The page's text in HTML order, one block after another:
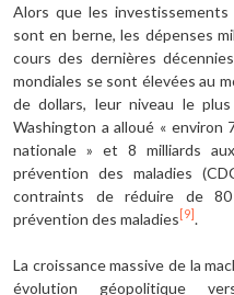
Alors que les
sont en berne, les dépenses
cours des dernières
mondiales se sont élevées au
de dollars, leur niveau le
Washington a alloué « environ
nationale » et 8 milliards
prévention des maladies
contraints de réduire de
prévention des maladies [9] .
La croissance massive de la
évolution géopolitique